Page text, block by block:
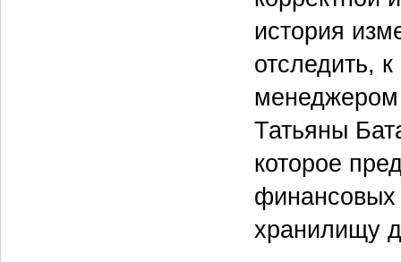
история
отследить,
менеджером
Татьяны
которое
хранилищу